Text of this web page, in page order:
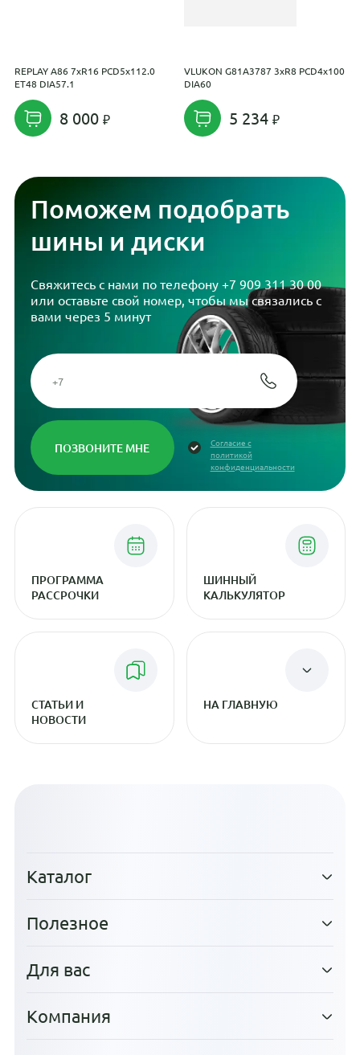
REPLAY A86 7xR16 PCD5x112.0
ET48 DIA57.1
8 000
VLUKON G81A3787 3xR8 PCD4x100
DIA60
5 234
Поможем подобрать
шины и диски
Свяжитесь с нами по телефону +7 909 311 30 00
или оставьте свой номер, чтобы мы связались с
вами через 5 минут
Согласие с
политикой
конфиденциальности
ПРОГРАММА
РАССРОЧКИ
ШИННЫЙ
КАЛЬКУЛЯТОР
СТАТЬИ И
НОВОСТИ
НА ГЛАВНУЮ
Каталог
Полезное
Для вас
Компания